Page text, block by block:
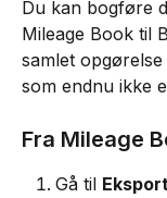
Du kan bogføre
Mileage Book til
samlet
som endnu ikke
Fra Mileage
Gå til